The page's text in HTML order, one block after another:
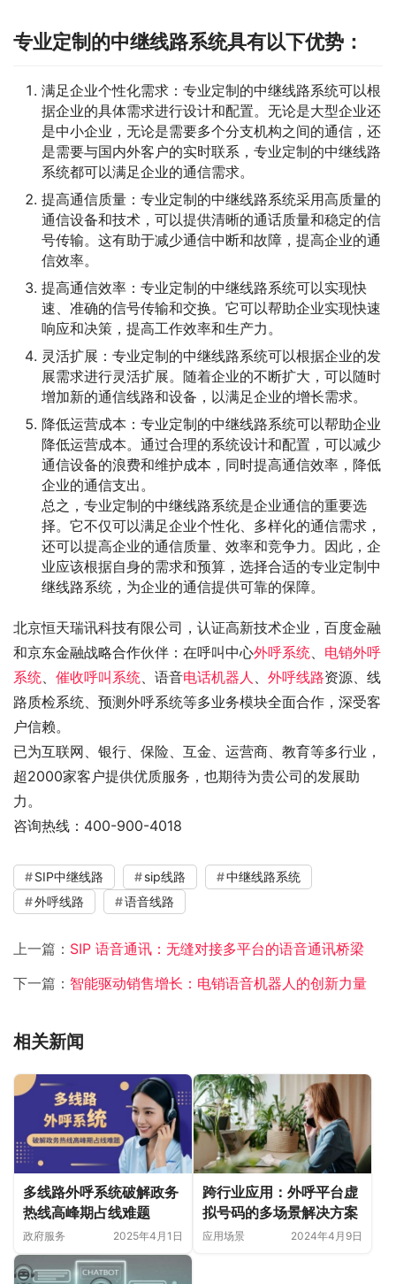
专业定制的中继线路系统具有以下优势：
满足企业个性化需求：专业定制的中继线路系统可以根
据企业的具体需求进行设计和配置。无论是大型企业还
是中小企业，无论是需要多个分支机构之间的通信，还
是需要与国内外客户的实时联系，专业定制的中继线路
系统都可以满足企业的通信需求。
提高通信质量：专业定制的中继线路系统采用高质量的
通信设备和技术，可以提供清晰的通话质量和稳定的信
号传输。这有助于减少通信中断和故障，提高企业的通
信效率。
提高通信效率：专业定制的中继线路系统可以实现快
速、准确的信号传输和交换。它可以帮助企业实现快速
响应和决策，提高工作效率和生产力。
灵活扩展：专业定制的中继线路系统可以根据企业的发
展需求进行灵活扩展。随着企业的不断扩大，可以随时
增加新的通信线路和设备，以满足企业的增长需求。
降低运营成本：专业定制的中继线路系统可以帮助企业
降低运营成本。通过合理的系统设计和配置，可以减少
通信设备的浪费和维护成本，同时提高通信效率，降低
企业的通信支出。
总之，专业定制的中继线路系统是企业通信的重要选
择。它不仅可以满足企业个性化、多样化的通信需求，
还可以提高企业的通信质量、效率和竞争力。因此，企
业应该根据自身的需求和预算，选择合适的专业定制中
继线路系统，为企业的通信提供可靠的保障。
北京恒天瑞讯科技有限公司，认证高新技术企业，百度金融
和京东金融战略合作伙伴：在呼叫中心外呼系统、 电销外呼
系统、 催收呼叫系统、语音电话机器人 、 外呼线路资源、线
路质检系统、预测外呼系统等多业务模块全面合作，深受客
户信赖。
已为互联网、银行、保险、互金、运营商、教育等多行业，
超2000家客户提供优质服务，也期待为贵公司的发展助
力。
咨询热线：400-900-4018
SIP中继线路 sip线路
中继线路系统
外呼线路
语音线路
上一篇： SIP 语音通讯：无缝对接多平台的语音通讯桥梁
下一篇： 智能驱动销售增长：电销语音机器人的创新力量
相关新闻
多线路外呼系统破解政务
热线高峰期占线难题
政府服务 2025年4月1日
跨行业应用：外呼平台虚
拟号码的多场景解决方案
应用场景 2024年4月9日